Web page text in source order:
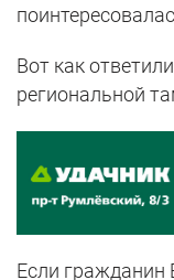
Вот как
региональной
Если гражданин